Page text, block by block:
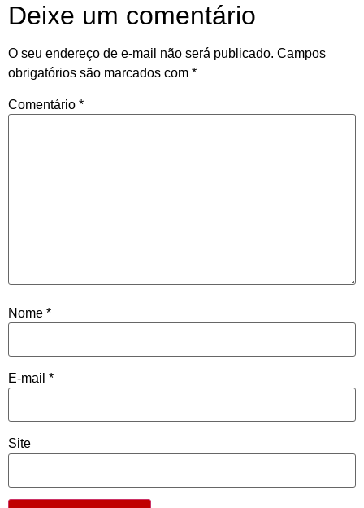
Deixe um comentário
O seu endereço de e-mail não será publicado. Campos
obrigatórios são marcados com *
Comentário *
Nome *
E-mail *
Site